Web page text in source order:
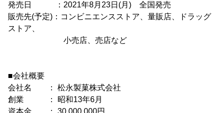
発売日 ：2021年8月23日(月) 全国発売
販売先(予定)：コンビニエンスストア、量販店、ドラッグ
ストア、
小売店、売店など
■会社概要
会社名 ： 松永製菓株式会社
創業 ： 昭和13年6月